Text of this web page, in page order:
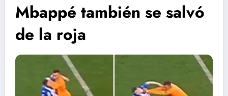
Mbappé también se salvó
de la roja